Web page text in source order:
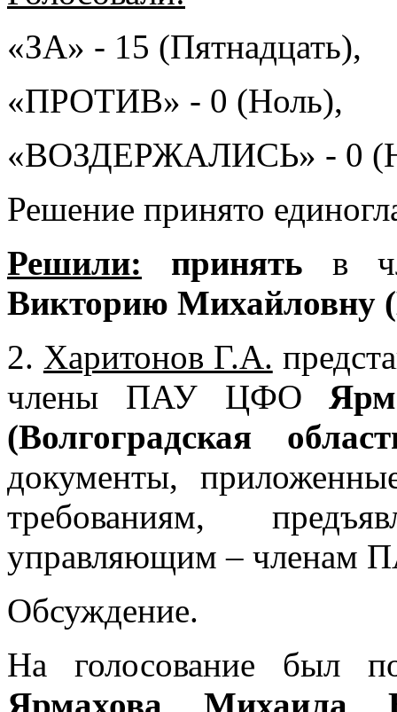
«ЗА» - 15 (Пятнадцать),
«ПРОТИВ» - 0 (Ноль),
«ВОЗДЕРЖАЛИСЬ» - 0
Решение принято
Решили:
принять в
Викторию Михайловну
2. Харитонов Г.А.
члены ПАУ ЦФО
(Волгоградская
документы,
требованиям,
управляющим – членам
Обсуждение.
На голосование был
Ярмахова Михаила